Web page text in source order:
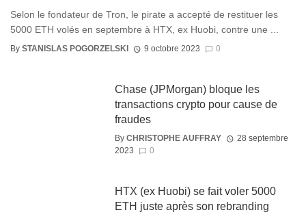
Selon le fondateur de Tron, le pirate a accepté de restituer les
5000 ETH volés en septembre à HTX, ex Huobi, contre une ...
By STANISLAS POGORZELSKI 9 octobre 2023 0
Chase (JPMorgan) bloque les
transactions crypto pour cause de
fraudes
By CHRISTOPHE AUFFRAY
28 septembre
2023
0
HTX (ex Huobi) se fait voler 5000
ETH juste après son rebranding